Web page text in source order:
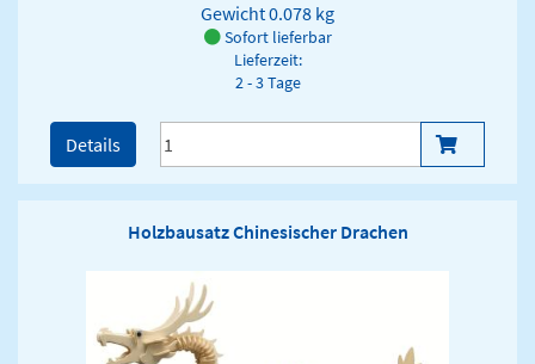
Gewicht0.078 kg
Sofort lieferbar
Lieferzeit:
2 - 3 Tage
Details
Holzbausatz Chinesischer Drachen